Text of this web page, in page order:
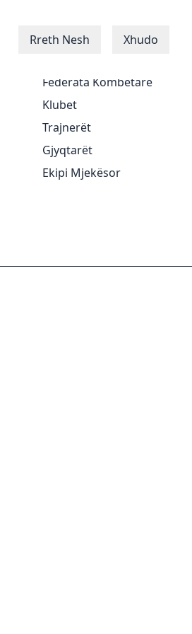
Rreth Nesh Xhudo
Xhudistët
Federata Kombëtare
Klubet
Trajnerët
Gjyqtarët
Ekipi Mjekësor